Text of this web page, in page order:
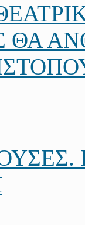
ΘΑ